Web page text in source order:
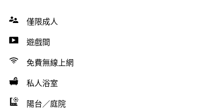
僅限成人
遊戲間
免費無線上網
私人浴室
陽台／庭院